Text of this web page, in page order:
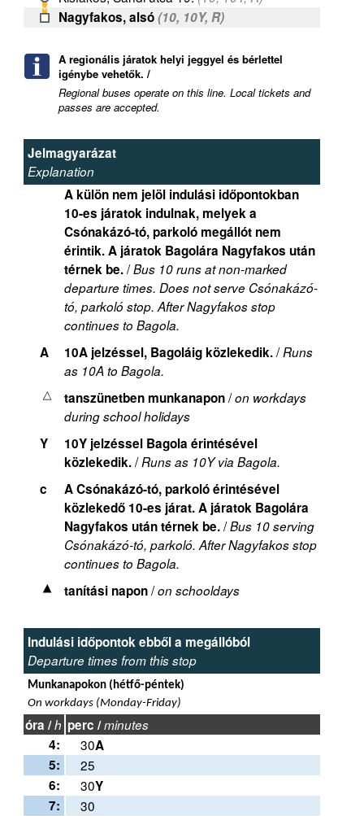
Nagyfakos, alsó(10, 10Y, R)
A regionális járatok helyi jeggyel és bérlettel
igénybe vehetők. /
Regional buses operate on this line. Local tickets and
passes are accepted.
Jelmagyarázat
Explanation
A külön nem jelöl indulási időpontokban
10-es járatok indulnak, melyek a
Csónakázó-tó, parkoló megállót nem
érintik. A járatok Bagolára Nagyfakos után
térnek be./Bus 10 runs at non-marked
departure times. Does not serve Csónakázó-
tó, parkoló stop. After Nagyfakos stop
continues to Bagola.
A 10A jelzéssel, Bagoláig közlekedik./Runs
as 10A to Bagola.
tanszünetben munkanapon/on workdays
during school holidays
Y
10Y jelzéssel Bagola érintésével
közlekedik./Runs as 10Y via Bagola.
c
A Csónakázó-tó, parkoló érintésével
közlekedő 10-es járat. A járatok Bagolára
Nagyfakos után térnek be./Bus 10 serving
Csónakázó-tó, parkoló. After Nagyfakos stop
continues to Bagola.
tanítási napon/on schooldays
Indulási időpontok ebből a megállóból
Departure times from this stop
Munkanapokon (hétfő-péntek)
On workdays (Monday-Friday)
óra /h perc /minutes
4: 30A
5:
25
6:
30Y
7:
30